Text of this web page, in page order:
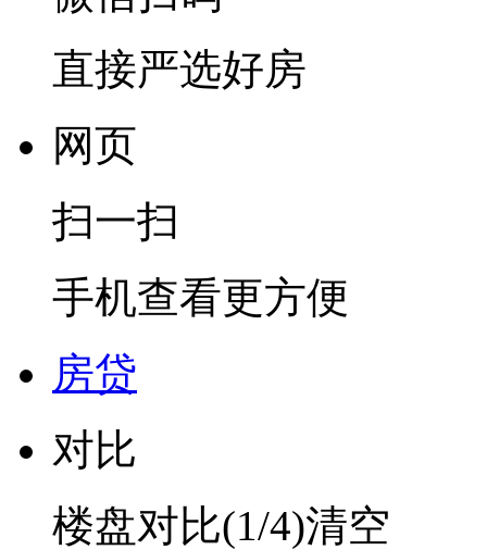
直接严选好房
网页
扫一扫
手机查看更方便
房贷
对比
楼盘对比(1/4)清空